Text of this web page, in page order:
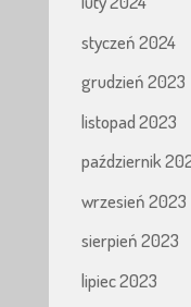
styczeń 2024
grudzień 2023
listopad 2023
październik
wrzesień 2023
sierpień 2023
lipiec 2023